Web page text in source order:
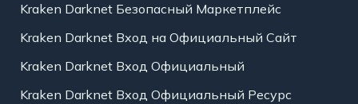
Kraken Darknet Безопасный Маркетплейс
Kraken Darknet Вход на Официальный Сайт
Kraken Darknet Вход Официальный
Kraken Darknet Вход Официальный Ресурс